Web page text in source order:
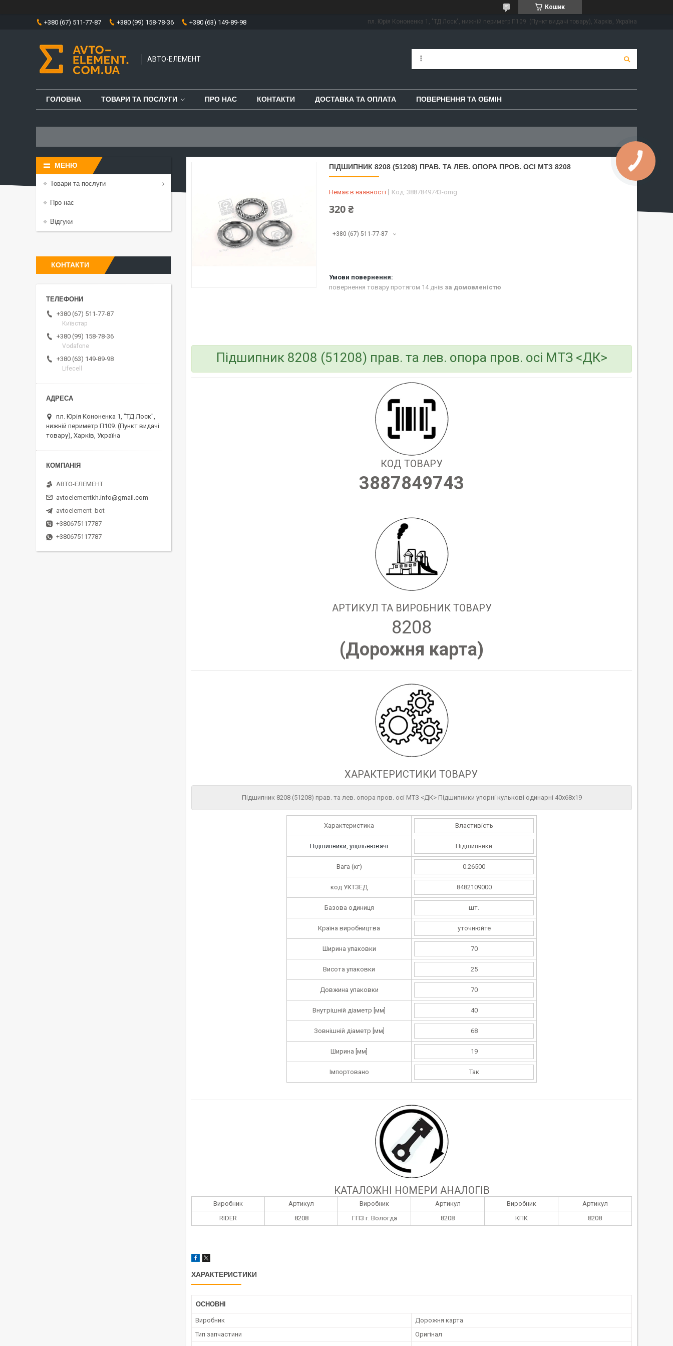
Кошик
+380 (67) 511-77-87 +380 (99) 158-78-36 +380 (63) 149-89-98 пл. Юрія Кононенка 1, "ТД Лоск", нижній периметр П109. (Пункт видачі товару), Харків, Україна
АВТО-ЕЛЕМЕНТ
ГОЛОВНА ТОВАРИ ТА ПОСЛУГИ ПРО НАС КОНТАКТИ ДОСТАВКА ТА ОПЛАТА ПОВЕРНЕННЯ ТА ОБМІН
ПІДШИПНИК 8208 (51208) ПРАВ. ТА ЛЕВ. ОПОРА ПРОВ. ОСІ МТЗ 8208
Немає в наявності Код: 3887849743-omg
320 ₴
+380 (67) 511-77-87
повернення товару протягом 14 днів за домовленістю
Підшипник 8208 (51208) прав. та лев. опора пров. осі МТЗ <ДК>
КОД ТОВАРУ
3887849743
АРТИКУЛ ТА ВИРОБНИК ТОВАРУ
8208
(Дорожня карта)
ХАРАКТЕРИСТИКИ ТОВАРУ
Підшипник 8208 (51208) прав. та лев. опора пров. осі МТЗ <ДК> Підшипники упорні кулькові одинарні 40х68х19
Характеристика Властивість
Підшипники, ущільнювачі Підшипники
Вага (кг) 0.26500
код УКТЗЕД 8482109000
Базова одиниця шт.
Країна виробництва уточнюйте
Ширина упаковки 70
Висота упаковки 25
Довжина упаковки 70
Внутрішній діаметр [мм] 40
Зовнішній діаметр [мм] 68
Ширина [мм] 19
Імпортовано Так
КАТАЛОЖНІ НОМЕРИ АНАЛОГІВ
Виробник Артикул Виробник Артикул Виробник
Артикул
RIDER
8208 ГПЗ г. Вологда 8208 КПК 8208
ХАРАКТЕРИСТИКИ
ОСНОВНІ
Виробник
Дорожня карта
Тип запчастини
Оригінал
Товари та послуги
Про нас
Відгуки
КОНТАКТИ
+380 (67) 511-77-87
Київстар
+380 (99) 158-78-36
Vodafone
+380 (63) 149-89-98
Lifecell
пл. Юрія Кононенка 1, "ТД Лоск",
нижній периметр П109. (Пункт видачі
товару), Харків, Україна
АВТО-ЕЛЕМЕНТ
avtoelementkh.info@gmail.com
avtoelement_bot
+380675117787
+380675117787